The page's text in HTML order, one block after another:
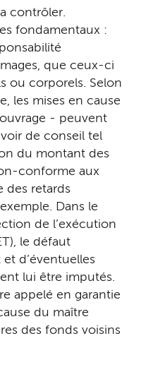
contrôler.
fondamentaux :
que ceux-ci
ou corporels. Selon
les mises en cause
- peuvent
de conseil tel
du montant des
conforme aux
des retards
Dans le
de l’exécution
le défaut
d’éventuelles
lui être imputés.
appelé en garantie
du maître
des fonds voisins